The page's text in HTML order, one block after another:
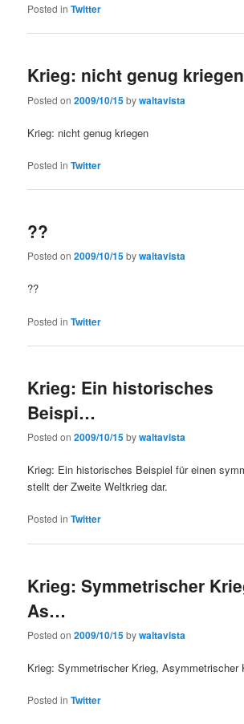
Posted in Twitter
Krieg: nicht genug kriegen
Posted on2009/10/15bywaltavista
Krieg: nicht genug kriegen
Posted in Twitter
??
Posted on2009/10/15bywaltavista
??
Posted in Twitter
Krieg: Ein historisches
Beispi…
Posted on2009/10/15bywaltavista
Krieg: Ein historisches Beispiel für einen
stellt der Zweite Weltkrieg dar.
Posted in Twitter
Krieg: Symmetrischer
As…
Posted on2009/10/15bywaltavista
Krieg: Symmetrischer Krieg, Asymmetrischer
Posted in Twitter